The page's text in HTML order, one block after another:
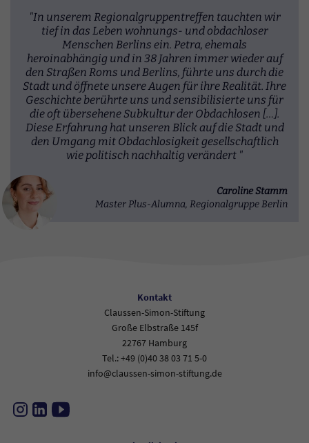
"In unserem Regionalgruppentreffen tauchten wir
tief in das Leben wohnungs- und obdachloser
Menschen Berlins ein. Petra, ehemals
heroinabhängig und in 38 Jahren immer wieder auf
den Straßen Roms und Berlins, führte uns durch die
Stadt und öffnete unsere Augen für ihre Realität. Ihre
Geschichte berührte uns und sensibilisierte uns für
die oft übersehene Subkultur der Obdachlosen […].
Diese Erfahrung hat unseren Blick auf die Stadt und
den Umgang mit Obdachlosigkeit gesellschaftlich
wie politisch nachhaltig verändert "
Caroline Stamm
Master Plus-Alumna, Regionalgruppe Berlin
Kontakt
Claussen-Simon-Stiftung
Große Elbstraße 145f
22767 Hamburg
Tel.: +49 (0)40 38 03 71 5-0
info@claussen-simon-stiftung.de